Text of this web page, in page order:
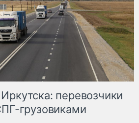
перевозчики
грузовиками